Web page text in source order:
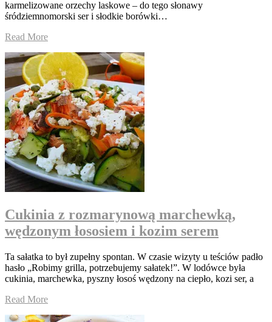
karmelizowane orzechy laskowe – do tego słonawy
śródziemnomorski ser i słodkie borówki…
Read More
Cukinia z rozmarynową marchewką,
wędzonym łososiem i kozim serem
Ta sałatka to był zupełny spontan. W czasie wizyty u teściów padło
hasło „Robimy grilla, potrzebujemy sałatek!”. W lodówce była
cukinia, marchewka, pyszny łosoś wędzony na ciepło, kozi ser, a
Read More